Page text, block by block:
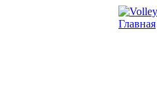
Главная